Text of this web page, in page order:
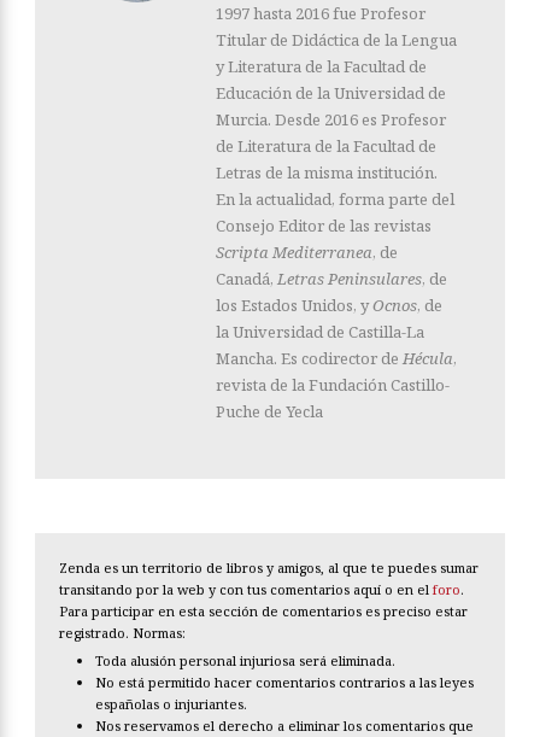
1997 hasta 2016 fue Profesor
Titular de Didáctica de la Lengua
y Literatura de la Facultad de
Educación de la Universidad de
Murcia. Desde 2016 es Profesor
de Literatura de la Facultad de
Letras de la misma institución.
En la actualidad, forma parte del
Consejo Editor de las revistas
Scripta Mediterranea, de
Canadá, Letras Peninsulares, de
los Estados Unidos, yOcnos, de
la Universidad de Castilla-La
Mancha. Es codirector de Hécula,
revista de la Fundación Castillo-
Puche de Yecla
Zenda es un territorio de libros y amigos, al que te puedes sumar
transitando por la web y con tus comentarios aquí o en el foro.
Para participar en esta sección de comentarios es preciso estar
registrado. Normas:
Toda alusión personal injuriosa será eliminada.
No está permitido hacer comentarios contrarios a las leyes
españolas o injuriantes.
Nos reservamos el derecho a eliminar los comentarios que